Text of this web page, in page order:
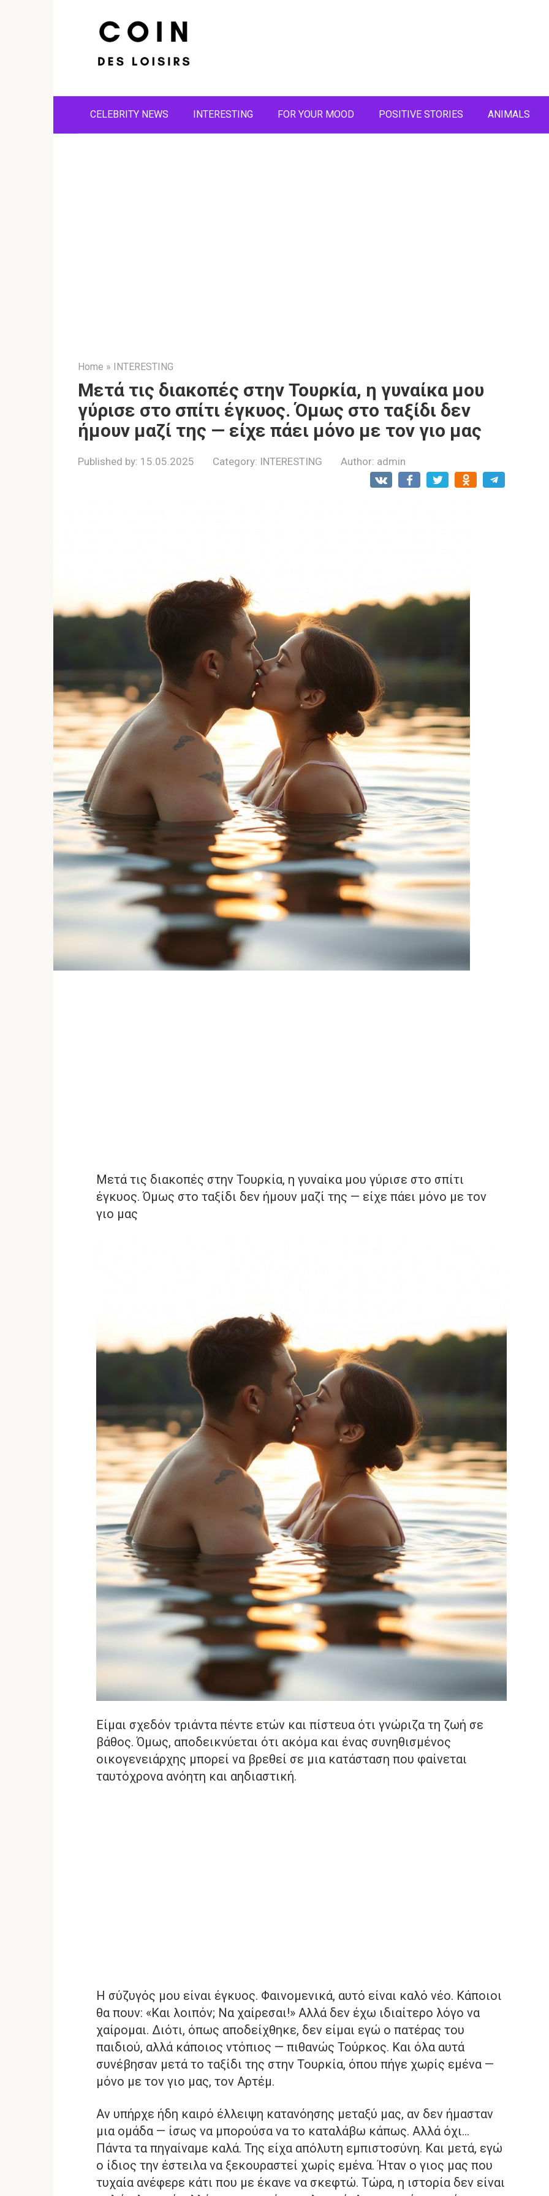
CELEBRITY NEWS INTERESTING FOR YOUR MOOD POSITIVE STORIES ANIMALS
Home » INTERESTING
Μετά τις διακοπές στην Τουρκία, η γυναίκα μου
γύρισε στο σπίτι έγκυος. Όμως στο ταξίδι δεν
ήμουν μαζί της — είχε πάει μόνο με τον γιο μας
Published by: 15.05.2025 Category: INTERESTING Author: admin
Μετά τις διακοπές στην Τουρκία, η γυναίκα μου γύρισε στο σπίτι
έγκυος. Όμως στο ταξίδι δεν ήμουν μαζί της — είχε πάει μόνο με τον
γιο μας
Είμαι σχεδόν τριάντα πέντε ετών και πίστευα ότι γνώριζα τη ζωή σε
βάθος. Όμως, αποδεικνύεται ότι ακόμα και ένας συνηθισμένος
οικογενειάρχης μπορεί να βρεθεί σε μια κατάσταση που φαίνεται
ταυτόχρονα ανόητη και αηδιαστική.
Η σύζυγός μου είναι έγκυος. Φαινομενικά, αυτό είναι καλό νέο. Κάποιοι
θα πουν: «Και λοιπόν; Να χαίρεσαι!» Αλλά δεν έχω ιδιαίτερο λόγο να
χαίρομαι. Διότι, όπως αποδείχθηκε, δεν είμαι εγώ ο πατέρας του
παιδιού, αλλά κάποιος ντόπιος — πιθανώς Τούρκος. Και όλα αυτά
συνέβησαν μετά το ταξίδι της στην Τουρκία, όπου πήγε χωρίς εμένα —
μόνο με τον γιο μας, τον Αρτέμ.
Αν υπήρχε ήδη καιρό έλλειψη κατανόησης μεταξύ μας, αν δεν ήμασταν
μια ομάδα — ίσως να μπορούσα να το καταλάβω κάπως. Αλλά όχι…
Πάντα τα πηγαίναμε καλά. Της είχα απόλυτη εμπιστοσύνη. Και μετά, εγώ
ο ίδιος την έστειλα να ξεκουραστεί χωρίς εμένα. Ήταν ο γιος μας που
τυχαία ανέφερε κάτι που με έκανε να σκεφτώ. Τώρα, η ιστορία δεν είναι